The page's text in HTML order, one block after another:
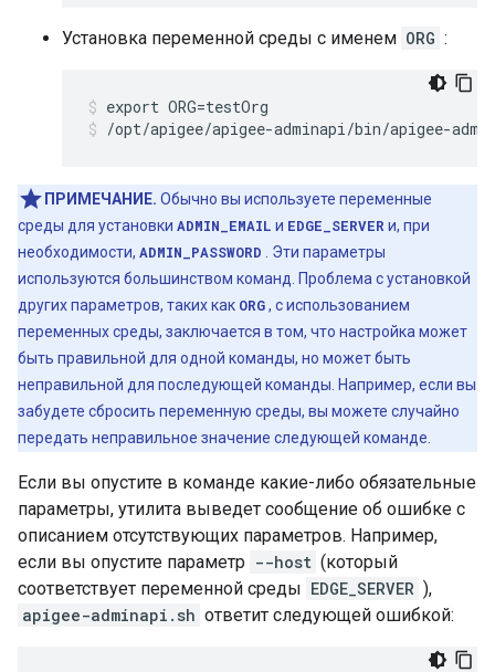
Установка переменной среды с именем ORG :
/opt/apigee/apigee-adminapi/bin/apigee-
ПРИМЕЧАНИЕ. Обычно вы используете переменные
среды для установки ADMIN_EMAIL и EDGE_SERVER и, при
необходимости, ADMIN_PASSWORD . Эти параметры
используются большинством команд. Проблема с установкой
других параметров, таких как ORG, с использованием
переменных среды, заключается в том, что настройка может
быть правильной для одной команды, но может быть
неправильной для последующей команды. Например, если вы
забудете сбросить переменную среды, вы можете случайно
передать неправильное значение следующей команде.
Если вы опустите в команде какие-либо обязательные
параметры, утилита выведет сообщение об ошибке с
описанием отсутствующих параметров. Например,
если вы опустите параметр --host (который
соответствует переменной среды EDGE_SERVER ),
apigee-adminapi.sh ответит следующей ошибкой: